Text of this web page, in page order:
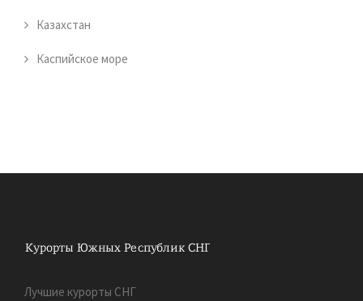
Казахстан
Каспийское море
Лучшие курорты СНГ